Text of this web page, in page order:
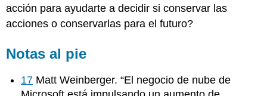
acción para ayudarte a decidir si conservar las
acciones o conservarlas para el futuro?
Notas al pie
17 Matt Weinberger. “El negocio de nube de